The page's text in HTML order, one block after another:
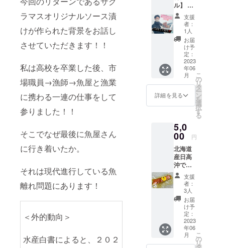
ラマスオリジナルソース漬
けが作られた背景をお話し
させていただきます！！
私は高校を卒業した後、市
場職員→漁師→魚屋と漁業
に携わる一連の仕事をして
参りました！！
そこでなぜ最後に魚屋さん
に行き着いたか。
それは現代進行している魚
離れ問題にあります！
＜外的動向＞
水産白書によると、２０２
ル】 山
本水産
をただ
ただ応
援して
頂ける
方向け
のリ
ターン
です。
代表が
直接お
礼のお
電話を
いただ
きま
す！！
支援
者：
1人
お届
け予
定：
2023
年06
月
詳細を見る
こ
の
リ
タ
ー
ン
を
選
択
す
る
5,0
00 円
北海道
産日高
沖で獲
れた新
鮮なサ
クラマ
スを切
身にし
自家製
のタレ
（レモ
ンペッ
パー、
支援
者：
3人
お届
け予
定：
2023
年06
月
こ
の
リ